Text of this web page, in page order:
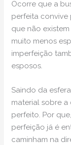
Ocorre que a
perfeita
que não
muito menos
imperfeição
esposos.
Saindo da
material sobre
perfeito. Por
perfeição já é
caminham na